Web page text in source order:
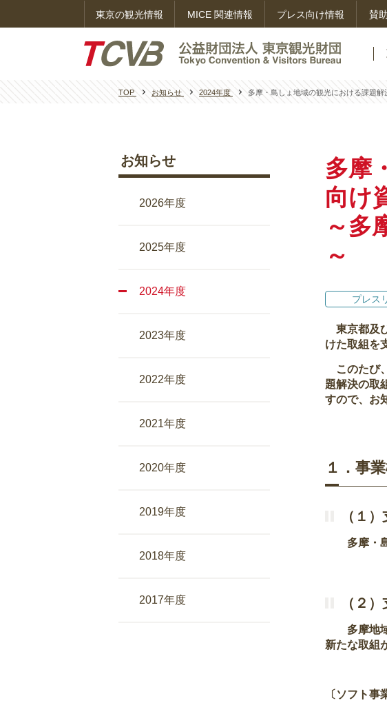
東京の観光情報 MICE 関連情報 プレス向け情報 賛
TOP お知らせ 2024年度 多摩・島しょ地域の観光における課題
多摩
向け
～多
～
プレス
東京都及
けた取組を
このたび
題解決の取
すので、お
１．事
（１
多摩・島
（２
多摩地域
新たな取組
〔ソフト
お知らせ
2026年度
2025年度
2024年度
2023年度
2022年度
2021年度
2020年度
2019年度
2018年度
2017年度